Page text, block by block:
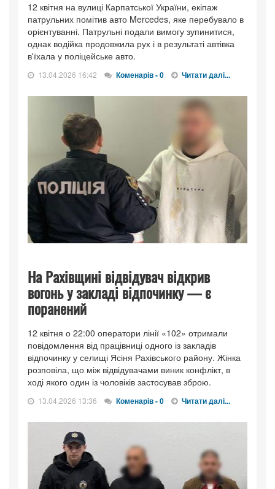
12 квітня на вулиці Карпатської України, екіпаж
патрульних помітив авто Mercedes, яке перебувало в
орієнтуванні. Патрульні подали вимогу зупинитися,
однак водійка продовжила рух і в результаті автівка
в'їхала у поліцейське авто.
13.04.2026 16:42 Коменарів - 0 Читати далі...
На Рахівщині відвідувач відкрив
вогонь у закладі відпочинку — є
поранений
12 квітня о 22:00 оператори лінії «102» отримали
повідомлення від працівниці одного із закладів
відпочинку у селищі Ясіня Рахівського району. Жінка
розповіла, що між відвідувачами виник конфлікт, в
ході якого один із чоловіків застосував зброю.
13.04.2026 13:36 Коменарів - 0 Читати далі...